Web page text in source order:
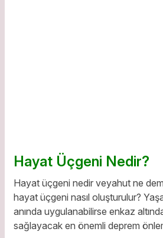
Hayat Üçgeni Nedir?
Hayat üçgeni nedir veyahut ne
hayat üçgeni nasıl oluşturulur?
anında uygulanabilirse enkaz
sağlayacak en önemli deprem